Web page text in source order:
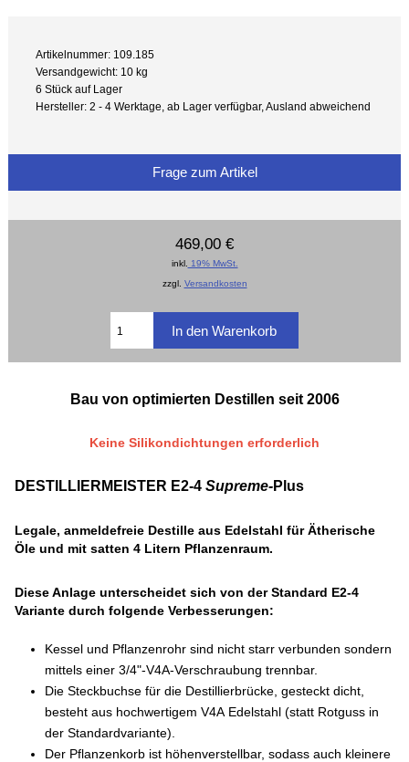
Artikelnummer: 109.185
Versandgewicht: 10 kg
6 Stück auf Lager
Hersteller: 2 - 4 Werktage, ab Lager verfügbar, Ausland abweichend
Frage zum Artikel
469,00 €
inkl. 19% MwSt.
zzgl. Versandkosten
Bau von optimierten Destillen seit 2006
Keine Silikondichtungen erforderlich
DESTILLIERMEISTER E2-4Supreme-Plus
Legale, anmeldefreie Destille aus Edelstahl für Ätherische
Öle und mit satten 4 Litern Pflanzenraum.
Diese Anlage unterscheidet sich von der Standard E2-4
Variante durch folgende Verbesserungen:
Kessel und Pflanzenrohr sind nicht starr verbunden sondern
mittels einer 3/4"-V4A-Verschraubung trennbar.
Die Steckbuchse für die Destillierbrücke, gesteckt dicht,
besteht aus hochwertigem V4A Edelstahl (statt Rotguss in
der Standardvariante).
Der Pflanzenkorb ist höhenverstellbar, sodass auch kleinere